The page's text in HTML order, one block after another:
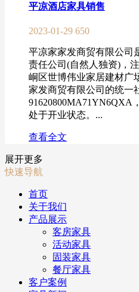
平凉酒店家具销售
2023-01-29 650
平凉家家发商贸有限公司
责任公司(自然人独资)，
峒区世博伟业家居建材广
家发商贸有限公司的统一
91620800MA71YN6QXA
处于开业状态。...
查看全文
展开更多
快速导航
首页
关于我们
产品展示
客房家具
活动家具
固装家具
餐厅家具
客户案例